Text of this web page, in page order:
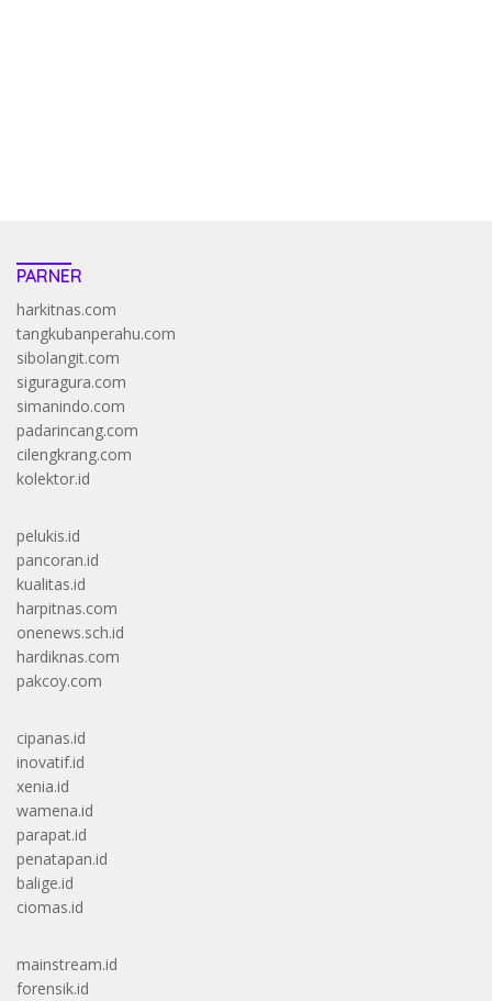
PARNER
harkitnas.com
tangkubanperahu.com
sibolangit.com
siguragura.com
simanindo.com
padarincang.com
cilengkrang.com
kolektor.id
pelukis.id
pancoran.id
kualitas.id
harpitnas.com
onenews.sch.id
hardiknas.com
pakcoy.com
cipanas.id
inovatif.id
xenia.id
wamena.id
parapat.id
penatapan.id
balige.id
ciomas.id
mainstream.id
forensik.id